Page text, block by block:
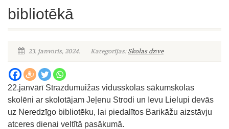
bibliotēkā
23. janvāris, 2024. Kategorijas:Skolas dzīve
22.janvārī Strazdumuižas vidusskolas sākumskolas
skolēni ar skolotājam Jeļenu Strodi un Ievu Lielupi devās
uz Neredzīgo bibliotēku, lai piedalītos Barikāžu aizstāvju
atceres dienai veltītā pasākumā.